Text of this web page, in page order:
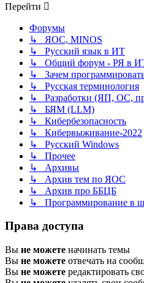
Перейти
Форумы
↳ ЯОС, MINOS
↳ Русский язык в ИТ
↳ Общий форум - РЯ в
↳ Зачем
↳ Русская терминология
↳ Разработки (ЯП, ОС,
↳ БЯМ (LLM)
↳ Кибербезопасность
↳ Кибервыживание-2022
↳ Русский Windows
↳ Прочее
↳ Архивы
↳ Архив тем по ЯОС
↳ Архив про ББЦБ
↳ Программирование в
Права доступа
Вы не можете начинать темы
Вы не можете отвечать на
Вы не можете редактировать